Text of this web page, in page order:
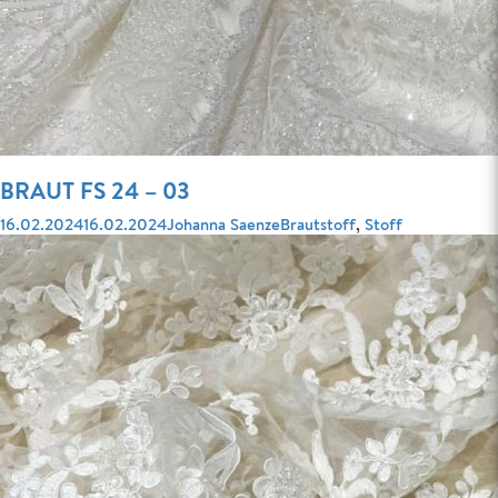
BRAUT FS 24 – 03
Veröffentlicht
am
16.02.202416.02.2024Autor
Johanna SaenzeKategorien
Brautstoff,Stoff